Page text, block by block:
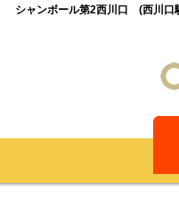
シャンボール第2西川口 (西川口